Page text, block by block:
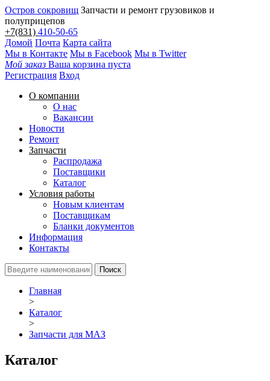
Остров сокровищ Запчасти и ремонт грузовиков и
полуприцепов
+7(831) 410-50-65
Домой Почта Карта сайта
Мы в Контакте Мы в Facebook Мы в Twitter
Мой заказ Ваша корзина пуста
Регистрация Вход
О компании
О нас
Вакансии
Новости
Ремонт
Запчасти
Распродажа
Поставщики
Каталог
Условия работы
Новым клиентам
Поставщикам
Бланки документов
Информация
Контакты
Главная
>
Каталог
>
Запчасти для МАЗ
Каталог